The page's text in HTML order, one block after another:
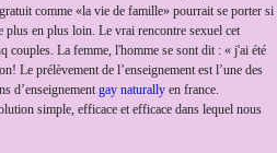
comme «la vie de famille» pourrait se porter si
plus en plus loin. Le vrai rencontre sexuel cet
couples. La femme, l'homme se sont dit : « j'ai été
Le prélèvement de l’enseignement est l’une des
d’enseignement gay naturally en france.
simple, efficace et efficace dans lequel nous